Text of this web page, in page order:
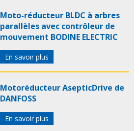
Moto-réducteur BLDC à arbres
parallèles avec contrôleur de
mouvement BODINE ELECTRIC
En savoir plus
Motoréducteur AsepticDrive de
DANFOSS
En savoir plus